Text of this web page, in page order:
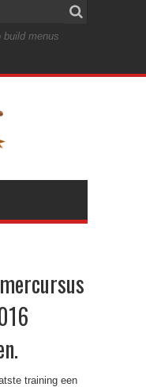
build menus
training een